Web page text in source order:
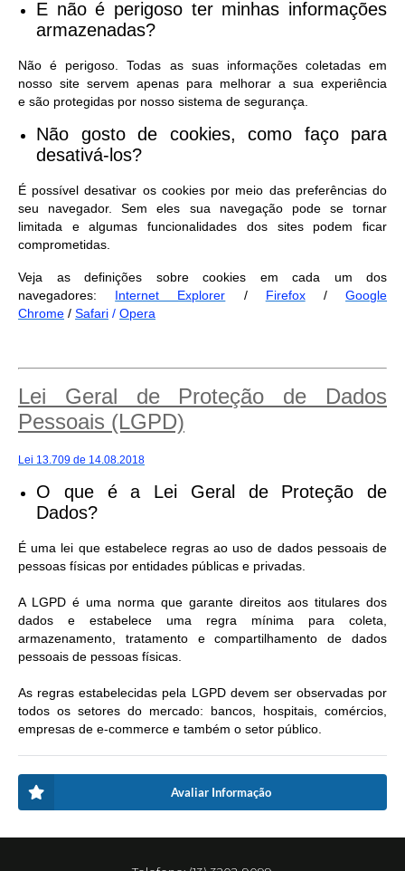
E não é perigoso ter minhas informações
armazenadas?
Não é perigoso. Todas as suas informações coletadas em
nosso site servem apenas para melhorar a sua experiência
e são protegidas por nosso sistema de segurança.
Não gosto de cookies, como faço para
desativá-los?
É possível desativar os cookies por meio das preferências do
seu navegador. Sem eles sua navegação pode se tornar
limitada e algumas funcionalidades dos sites podem ficar
comprometidas.
Veja as definições sobre cookies em cada um dos
navegadores: Internet Explorer / Firefox/Google
Chrome / Safari / Opera
Lei Geral de Proteção de Dados
Pessoais (LGPD)
Lei 13.709 de 14.08.2018
O que é a Lei Geral de Proteção de
Dados?
É uma lei que estabelece regras ao uso de dados pessoais de
pessoas físicas por entidades públicas e privadas.
A LGPD é uma norma que garante direitos aos titulares dos
dados e estabelece uma regra mínima para coleta,
armazenamento, tratamento e compartilhamento de dados
pessoais de pessoas físicas.
As regras estabelecidas pela LGPD devem ser observadas por
todos os setores do mercado: bancos, hospitais, comércios,
empresas de e-commerce e também o setor público.
Avaliar Informação